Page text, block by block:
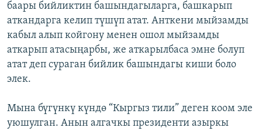
баары бийликтин башындагыларга, башкарып
аткандарга келип түшүп атат. Анткени мыйзамды
кабыл алып койгону менен ошол мыйзамды
аткарып атасыңарбы, же аткарылбаса эмне болуп
атат деп сураган бийлик башындагы киши боло
элек.
Мына бүгүнкү күндө “Кыргыз тили” деген коом эле
уюшулган. Анын алгачкы президенти азыркы